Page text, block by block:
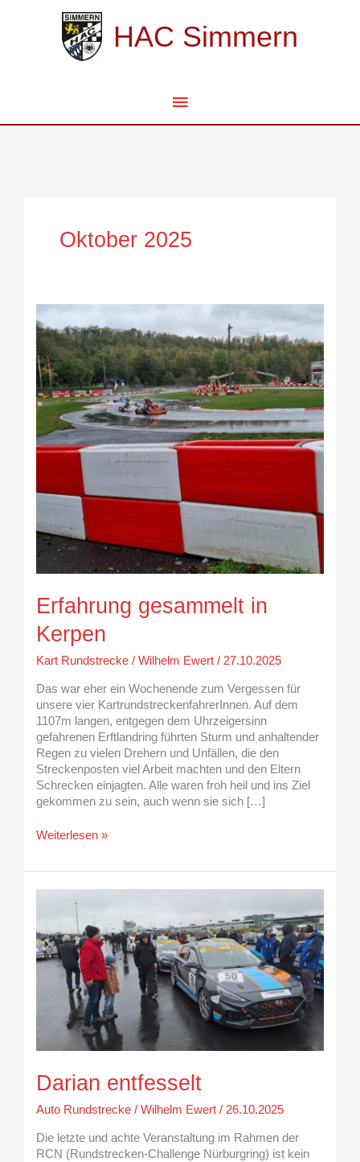
HAC Simmern
Oktober 2025
Erfahrung gesammelt in
Kerpen
Kart Rundstrecke/ Wilhelm Ewert / 27.10.2025
Das war eher ein Wochenende zum Vergessen für
unsere vier KartrundstreckenfahrerInnen. Auf dem
1107m langen, entgegen dem Uhrzeigersinn
gefahrenen Erftlandring führten Sturm und anhaltender
Regen zu vielen Drehern und Unfällen, die den
Streckenposten viel Arbeit machten und den Eltern
Schrecken einjagten. Alle waren froh heil und ins Ziel
gekommen zu sein, auch wenn sie sich […]
Erfahrung
gesammelt
in
Kerpen
Weiterlesen »
Darian entfesselt
Auto Rundstrecke/ Wilhelm Ewert / 26.10.2025
Die letzte und achte Veranstaltung im Rahmen der
RCN (Rundstrecken-Challenge Nürburgring) ist kein
entfesselt